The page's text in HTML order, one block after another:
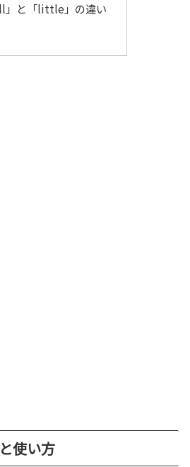
」と「little」の違い
使い方